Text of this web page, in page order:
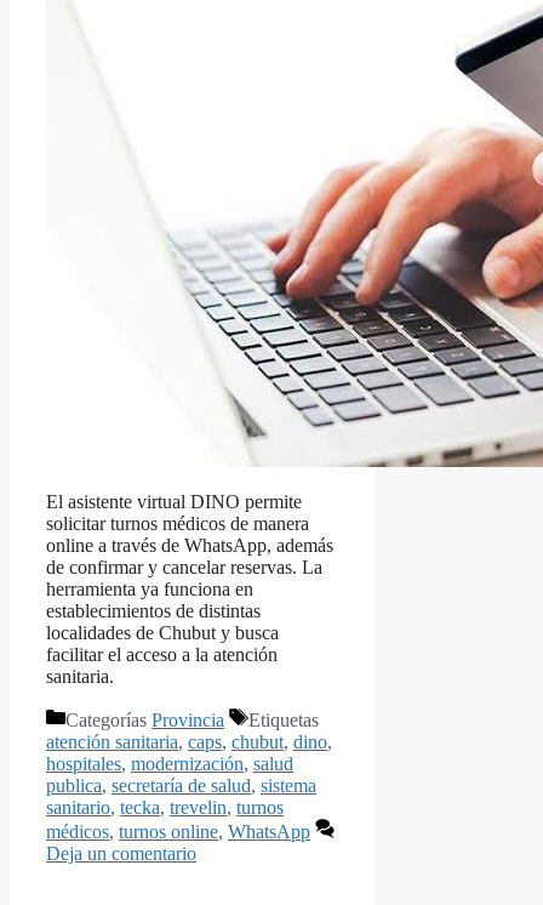
El asistente virtual DINO permite
solicitar turnos médicos de manera
online a través de WhatsApp, además
de confirmar y cancelar reservas. La
herramienta ya funciona en
establecimientos de distintas
localidades de Chubut y busca
facilitar el acceso a la atención
sanitaria.
Categorías Provincia
Etiquetas
atención sanitaria, caps, chubut, dino,
hospitales, modernización, salud
publica, secretaría de salud, sistema
sanitario, tecka, trevelin, turnos
médicos, turnos online, WhatsApp
Deja un comentario